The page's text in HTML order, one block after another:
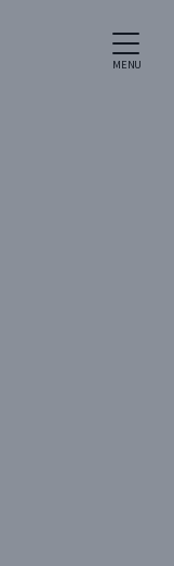
MENU